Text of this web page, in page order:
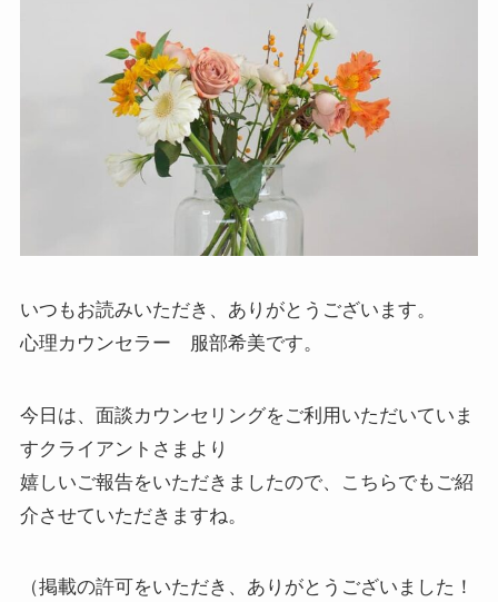
いつもお読みいただき、ありがとうございます。
心理カウンセラー 服部希美です。
今日は、面談カウンセリングをご利用いただいていま
すクライアントさまより
嬉しいご報告をいただきましたので、こちらでもご紹
介させていただきますね。
（掲載の許可をいただき、ありがとうございました！